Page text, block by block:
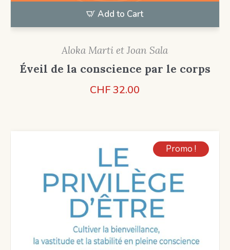
Add to Cart
Aloka Marti et Joan Sala
Éveil de la conscience par le corps
CHF 32.00
Promo !